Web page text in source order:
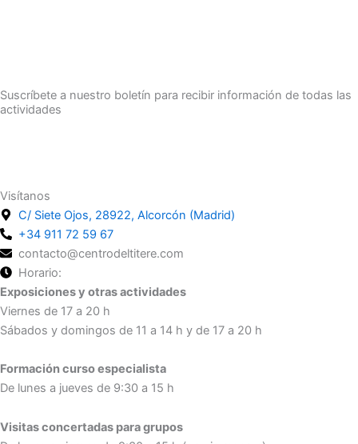
Suscríbete a nuestro boletín para recibir información de todas las
actividades
Visítanos
C/ Siete Ojos, 28922, Alcorcón (Madrid)
+34 911 72 59 67
contacto@centrodeltitere.com
Horario:
Exposiciones y otras actividades
Viernes de 17 a 20 h
Sábados y domingos de 11 a 14 h y de 17 a 20 h
Formación curso especialista
De lunes a jueves de 9:30 a 15 h
Visitas concertadas para grupos